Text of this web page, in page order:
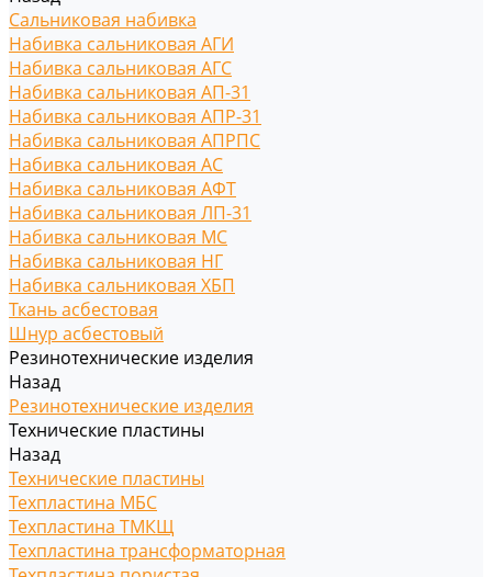
Сальниковая набивка
Набивка сальниковая АГИ
Набивка сальниковая АГС
Набивка сальниковая АП-31
Набивка сальниковая АПР-31
Набивка сальниковая АПРПС
Набивка сальниковая АС
Набивка сальниковая АФТ
Набивка сальниковая ЛП-31
Набивка сальниковая МС
Набивка сальниковая НГ
Набивка сальниковая ХБП
Ткань асбестовая
Шнур асбестовый
Резинотехнические изделия
Назад
Резинотехнические изделия
Технические пластины
Назад
Технические пластины
Техпластина МБС
Техпластина ТМКЩ
Техпластина трансформаторная